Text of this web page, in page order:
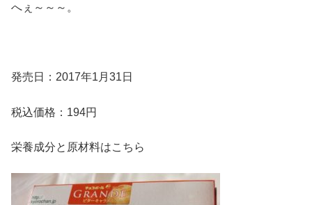
へぇ～～～。
発売日：2017年1月31日
税込価格：194円
栄養成分と原材料はこちら